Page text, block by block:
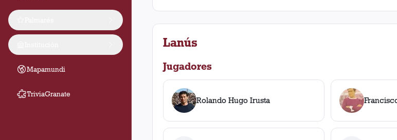
Mapamundi
TriviaGranate
Lanús
Jugadores
Rolando Hugo Irusta